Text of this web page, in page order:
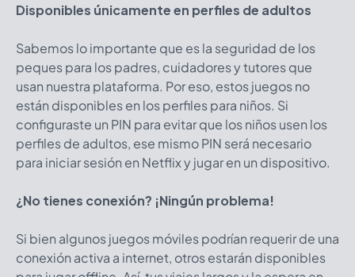
Disponibles únicamente en perfiles de adultos
Sabemos lo importante que es la seguridad de los
peques para los padres, cuidadores y tutores que
usan nuestra plataforma. Por eso, estos juegos no
están disponibles en los perfiles para niños. Si
configuraste un PIN para evitar que los niños usen los
perfiles de adultos, ese mismo PIN será necesario
para iniciar sesión en Netflix y jugar en un dispositivo.
¿No tienes conexión? ¡Ningún problema!
Si bien algunos juegos móviles podrían requerir de una
conexión activa a internet, otros estarán disponibles